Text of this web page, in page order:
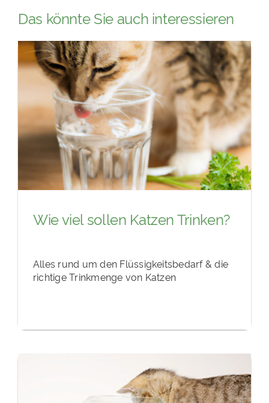
Das könnte Sie auch interessieren
Wie viel sollen Katzen Trinken?
Alles rund um den Flüssigkeitsbedarf & die
richtige Trinkmenge von Katzen